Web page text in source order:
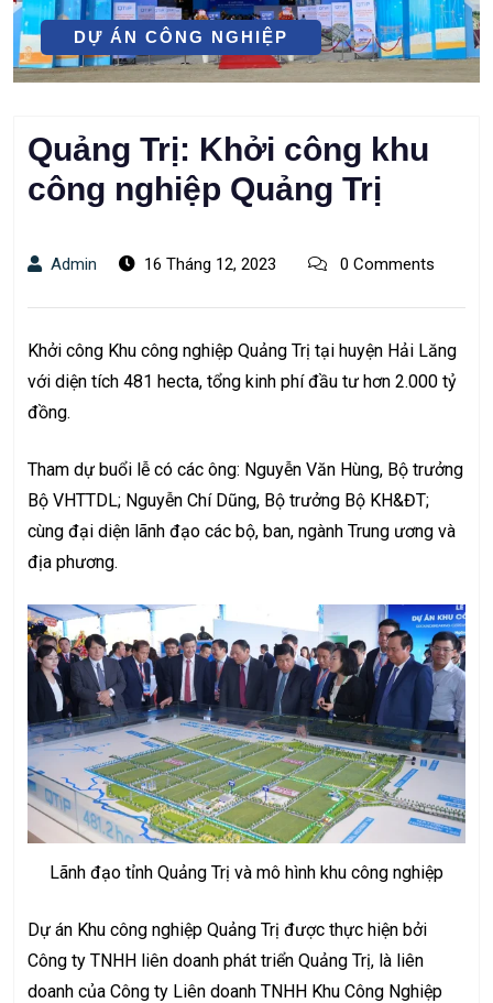
DỰ ÁN CÔNG NGHIỆP
Quảng Trị: Khởi công khu
công nghiệp Quảng Trị
Admin 16 Tháng 12, 2023 0 Comments
Khởi công Khu công nghiệp Quảng Trị tại huyện Hải Lăng
với diện tích 481 hecta, tổng kinh phí đầu tư hơn 2.000 tỷ
đồng.
Tham dự buổi lễ có các ông: Nguyễn Văn Hùng, Bộ trưởng
Bộ VHTTDL; Nguyễn Chí Dũng, Bộ trưởng Bộ KH&ĐT;
cùng đại diện lãnh đạo các bộ, ban, ngành Trung ương và
địa phương.
Lãnh đạo tỉnh Quảng Trị và mô hình khu công nghiệp
Dự án Khu công nghiệp Quảng Trị được thực hiện bởi
Công ty TNHH liên doanh phát triển Quảng Trị, là liên
doanh của Công ty Liên doanh TNHH Khu Công Nghiệp